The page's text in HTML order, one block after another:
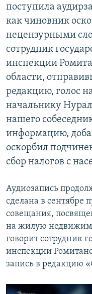
поступила
как чиновник
нецензурными
сотрудник
инспекции
области,
редакцию, голос
начальнику
нашего
информацию,
оскорбил
сбор налогов с
Аудиозапись
сделана в сентябре
совещания,
на жилую
говорит сотрудник
инспекции
запись в редакцию